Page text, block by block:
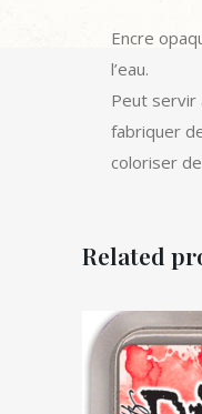
quantity
Encre
l’eau.
Peut servir
fabriquer
coloriser
Related